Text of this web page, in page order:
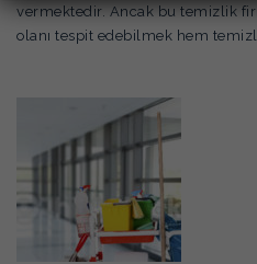
vermektedir. Ancak bu temizlik
olanı tespit edebilmek hem